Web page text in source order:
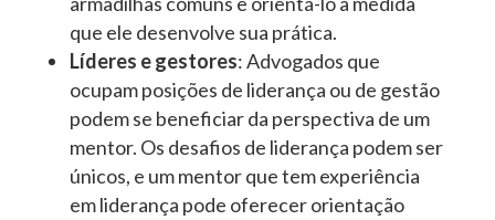
que ele desenvolve sua prática.
Líderes e gestores: Advogados que
ocupam posições de liderança ou de gestão
podem se beneficiar da perspectiva de um
mentor. Os desafios de liderança podem ser
únicos, e um mentor que tem experiência
em liderança pode oferecer orientação